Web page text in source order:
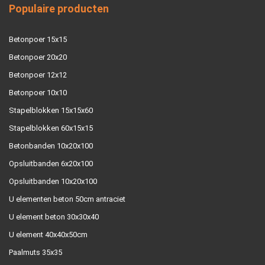
Populaire producten
Betonpoer 15x15
Betonpoer 20x20
Betonpoer 12x12
Betonpoer 10x10
Stapelblokken 15x15x60
Stapelblokken 60x15x15
Betonbanden 10x20x100
Opsluitbanden 6x20x100
Opsluitbanden 10x20x100
U elementen beton 50cm antraciet
U element beton 30x30x40
U element 40x40x50cm
Paalmuts 35x35